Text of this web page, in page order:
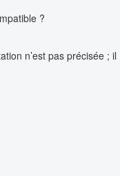
?
n’est pas précisée ; il